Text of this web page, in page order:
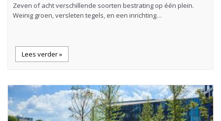
Zeven of acht verschillende soorten bestrating op één plein.
Weinig groen, versleten tegels, en een inrichting…
Lees verder »